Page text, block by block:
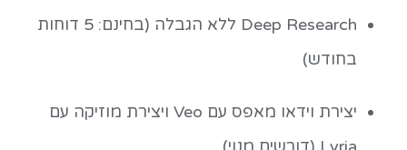
Deep Research ללא הגבלה (בחינם: 5 דוחות
בחודש)
יצירת וידאו מאפס עם Veo ויצירת מוזיקה עם